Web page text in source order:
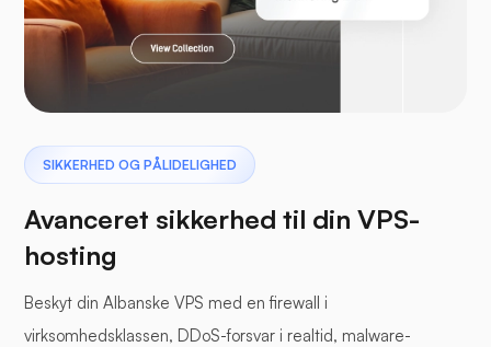
Laravel
Pterodactyl
Bufferpanel
SIKKERHED OG PÅLIDELIGHED
Avanceret sikkerhed til din VPS-
hosting
Beskyt din Albanske VPS med en firewall i
virksomhedsklassen, DDoS-forsvar i realtid, malware-